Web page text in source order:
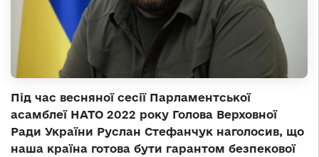
Під час весняної сесії Парламентської
асамблеї НАТО 2022 року Голова Верховної
Ради України Руслан Стефанчук наголосив, що
наша країна готова бути гарантом безпекової